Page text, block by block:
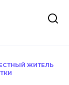
ЖИТЕЛЬ